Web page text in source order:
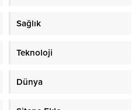
Sağlık
Teknoloji
Dünya